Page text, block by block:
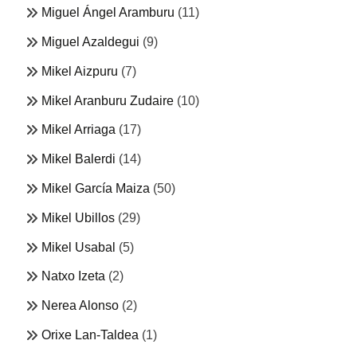
Miguel Ángel Aramburu (11)
Miguel Azaldegui (9)
Mikel Aizpuru (7)
Mikel Aranburu Zudaire (10)
Mikel Arriaga (17)
Mikel Balerdi (14)
Mikel García Maiza (50)
Mikel Ubillos (29)
Mikel Usabal (5)
Natxo Izeta (2)
Nerea Alonso (2)
Orixe Lan-Taldea (1)